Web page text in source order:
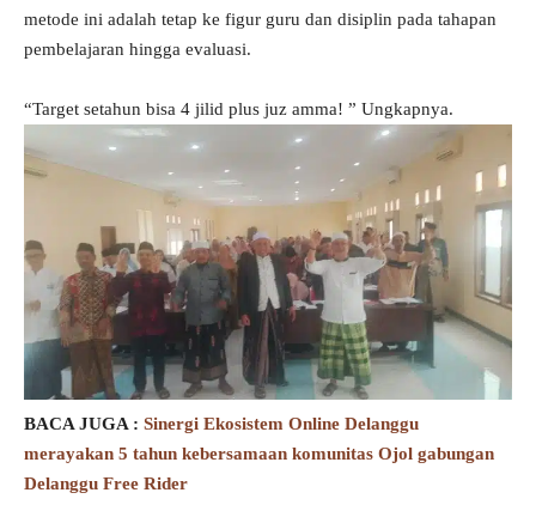
metode ini adalah tetap ke figur guru dan disiplin pada tahapan
pembelajaran hingga evaluasi.
“Target setahun bisa 4 jilid plus juz amma! ” Ungkapnya.
BACA JUGA : Sinergi Ekosistem Online Delanggu
merayakan 5 tahun kebersamaan komunitas Ojol gabungan
Delanggu Free Rider